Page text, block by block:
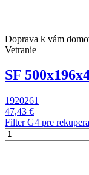
Doprava k vám
Vetranie
SF
1920261
47,43 €
Filter G4 pre